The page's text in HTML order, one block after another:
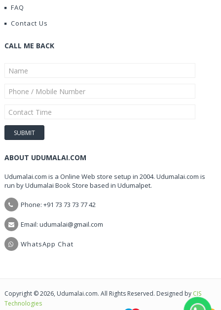
FAQ
Contact Us
CALL ME BACK
ABOUT UDUMALAI.COM
Udumalai.com is a Online Web store setup in 2004. Udumalai.com is
run by Udumalai Book Store based in Udumalpet.
Phone: +91 73 73 73 77 42
Email: udumalai@gmail.com
WhatsApp Chat
Copyright © 2026, Udumalai.com. All Rights Reserved. Designed by CIS
Technologies